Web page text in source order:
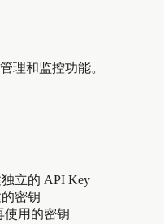
理和监控功能。
立的 API Key
密钥
用的密钥